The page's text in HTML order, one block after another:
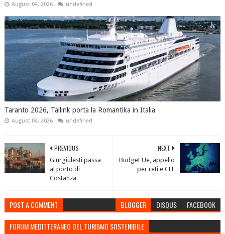
August 04, 2026 undefined
Taranto 2026, Tallink porta la Romantika in Italia
August 04, 2026 undefined
NEXT
Budget Ue, appello
per reti e CEF
PREVIOUS
Giurgiulesti passa
al porto di
Costanza
POST A COMMENT BLOGGER DISQUS FACEBOOK
FORUM MEDITTERANEO DEL TURISMO SOSTENIBILE